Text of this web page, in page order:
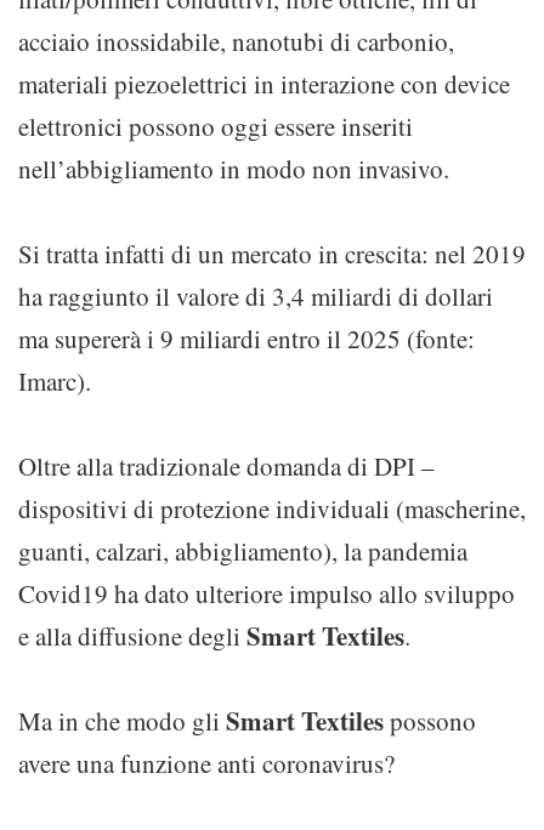
acciaio inossidabile, nanotubi di carbonio,
materiali piezoelettrici in interazione con device
elettronici possono oggi essere inseriti
nell’abbigliamento in modo non invasivo.
Si tratta infatti di un mercato in crescita: nel 2019
ha raggiunto il valore di 3,4 miliardi di dollari
ma supererà i 9 miliardi entro il 2025 (fonte:
Imarc).
Oltre alla tradizionale domanda di DPI –
dispositivi di protezione individuali (mascherine,
guanti, calzari, abbigliamento), la pandemia
Covid19 ha dato ulteriore impulso allo sviluppo
e alla diffusione degli Smart Textiles.
Ma in che modo gli Smart Textilespossono
avere una funzione anti coronavirus?